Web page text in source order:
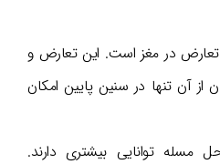
در مغز است. این تعارض و
از آن تنها در سنین پایین امکان
مسله توانایی بیشتری دارند.